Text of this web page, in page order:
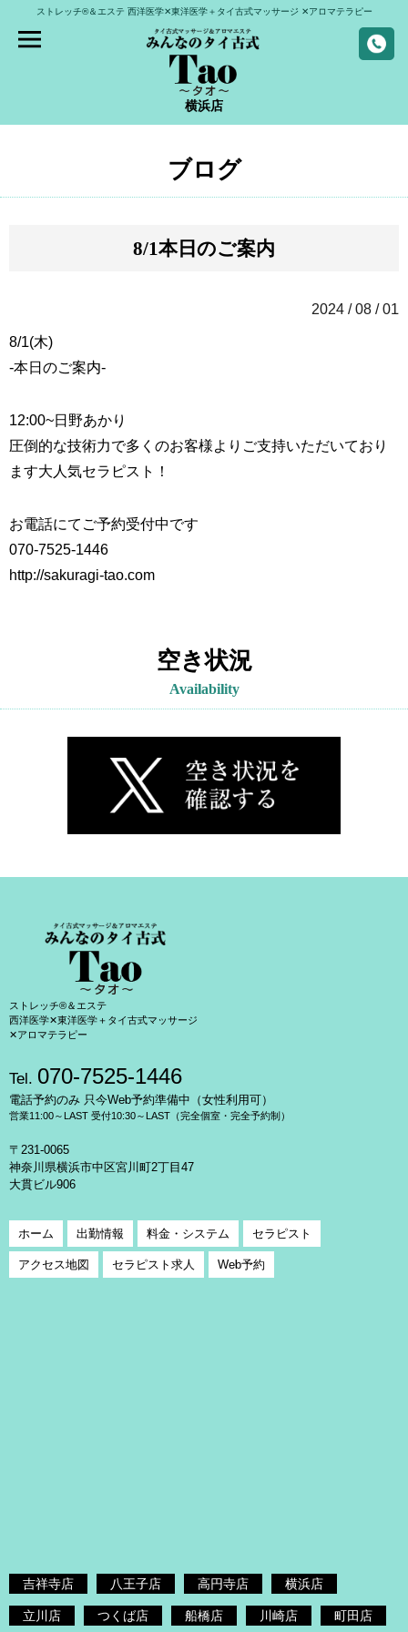
ストレッチ®＆エステ 西洋医学✕東洋医学＋タイ古式マッサージ ✕アロマテラピー
横浜店
ブログ
8/1本日のご案内
2024 / 08 / 01
8/1(木)
-本日のご案内-
12:00~日野あかり
圧倒的な技術力で多くのお客様よりご支持いただいており
ます大人気セラピスト！
お電話にてご予約受付中です
070-7525-1446
http://sakuragi-tao.com
空き状況
Availability
ストレッチ®＆エステ
西洋医学✕東洋医学＋タイ古式マッサージ
✕アロマテラピー
Tel. 070-7525-1446
電話予約のみ 只今Web予約準備中（女性利用可）
営業11:00～LAST 受付10:30～LAST（完全個室・完全予約制）
〒231-0065
神奈川県横浜市中区宮川町2丁目47
大貫ビル906
ホーム 出勤情報 料金・システム セラピスト
アクセス地図 セラピスト求人 Web予約
吉祥寺店 八王子店 高円寺店 横浜店
立川店 つくば店 船橋店 川崎店 町田店